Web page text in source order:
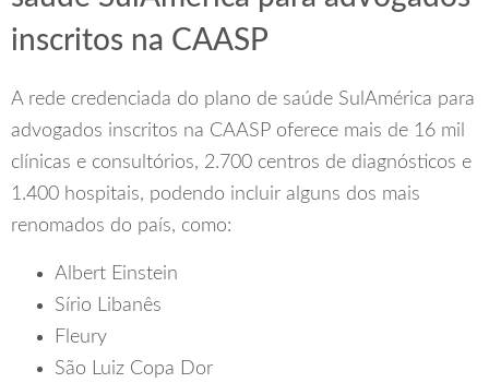
inscritos na CAASP
A rede credenciada do plano de saúde SulAmérica para
advogados inscritos na CAASP oferece mais de 16 mil
clínicas e consultórios, 2.700 centros de diagnósticos e
1.400 hospitais, podendo incluir alguns dos mais
renomados do país, como:
Albert Einstein
Sírio Libanês
Fleury
São Luiz Copa Dor